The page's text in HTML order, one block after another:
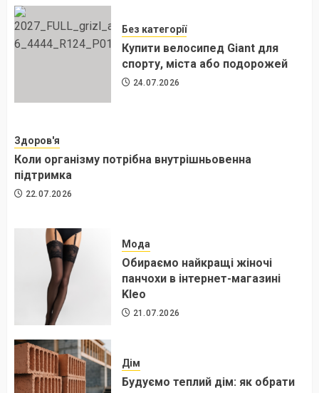
Без категорії
Купити велосипед Giant для
спорту, міста або подорожей
24.07.2026
Здоров'я
Коли організму потрібна внутрішньовенна
підтримка
22.07.2026
Мода
Обираємо найкращі жіночі
панчохи в інтернет-магазині
Kleo
21.07.2026
Дім
Будуємо теплий дім: як обрати